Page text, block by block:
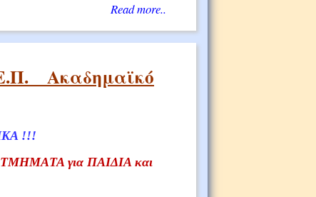
Read more..
!!!
TMHMAΤΑ για ΠΑΙΔΙΑ και